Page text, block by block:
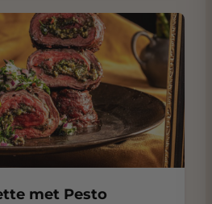
met Pesto